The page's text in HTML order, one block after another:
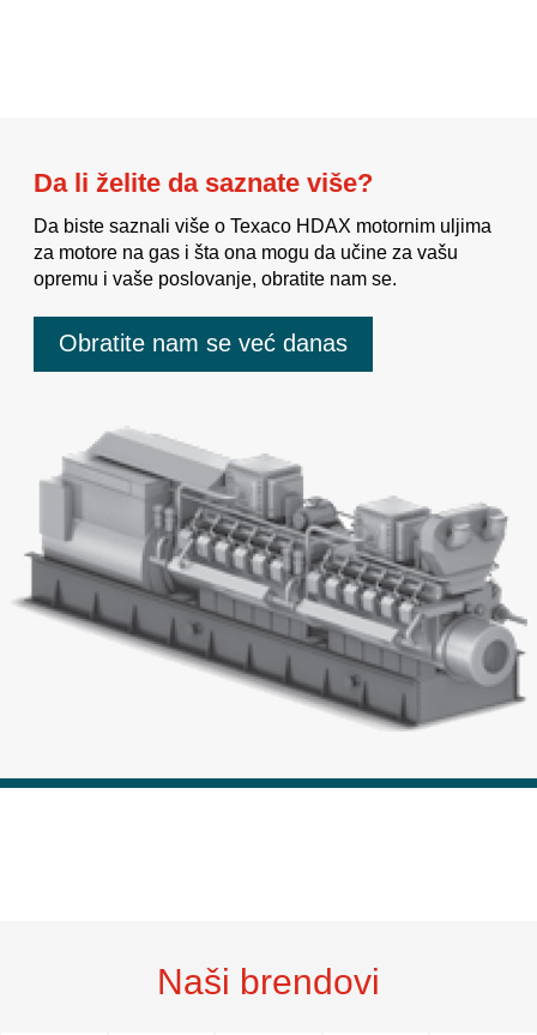
Da li želite da saznate više?
Da biste saznali više o Texaco HDAX motornim uljima
za motore na gas i šta ona mogu da učine za vašu
opremu i vaše poslovanje, obratite nam se.
Obratite nam se već danas
Naši brendovi